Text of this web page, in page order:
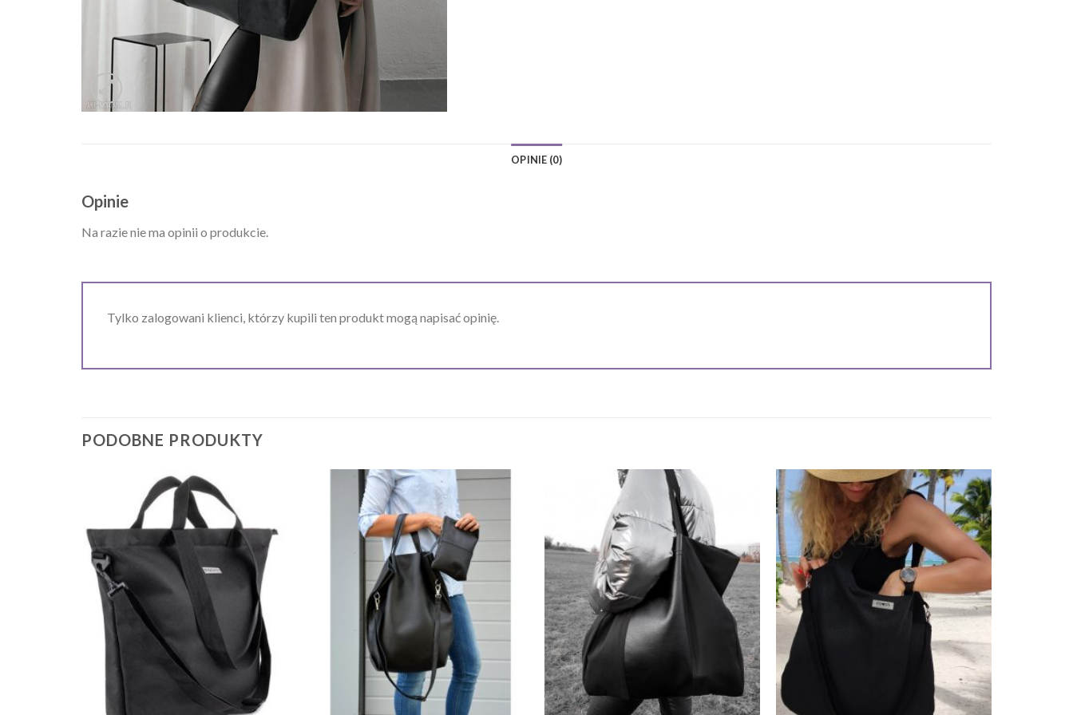
OPINIE (0)
Opinie
Na razie nie ma opinii o produkcie.
Tylko zalogowani klienci, którzy kupili ten produkt mogą napisać opinię.
PODOBNE PRODUKTY